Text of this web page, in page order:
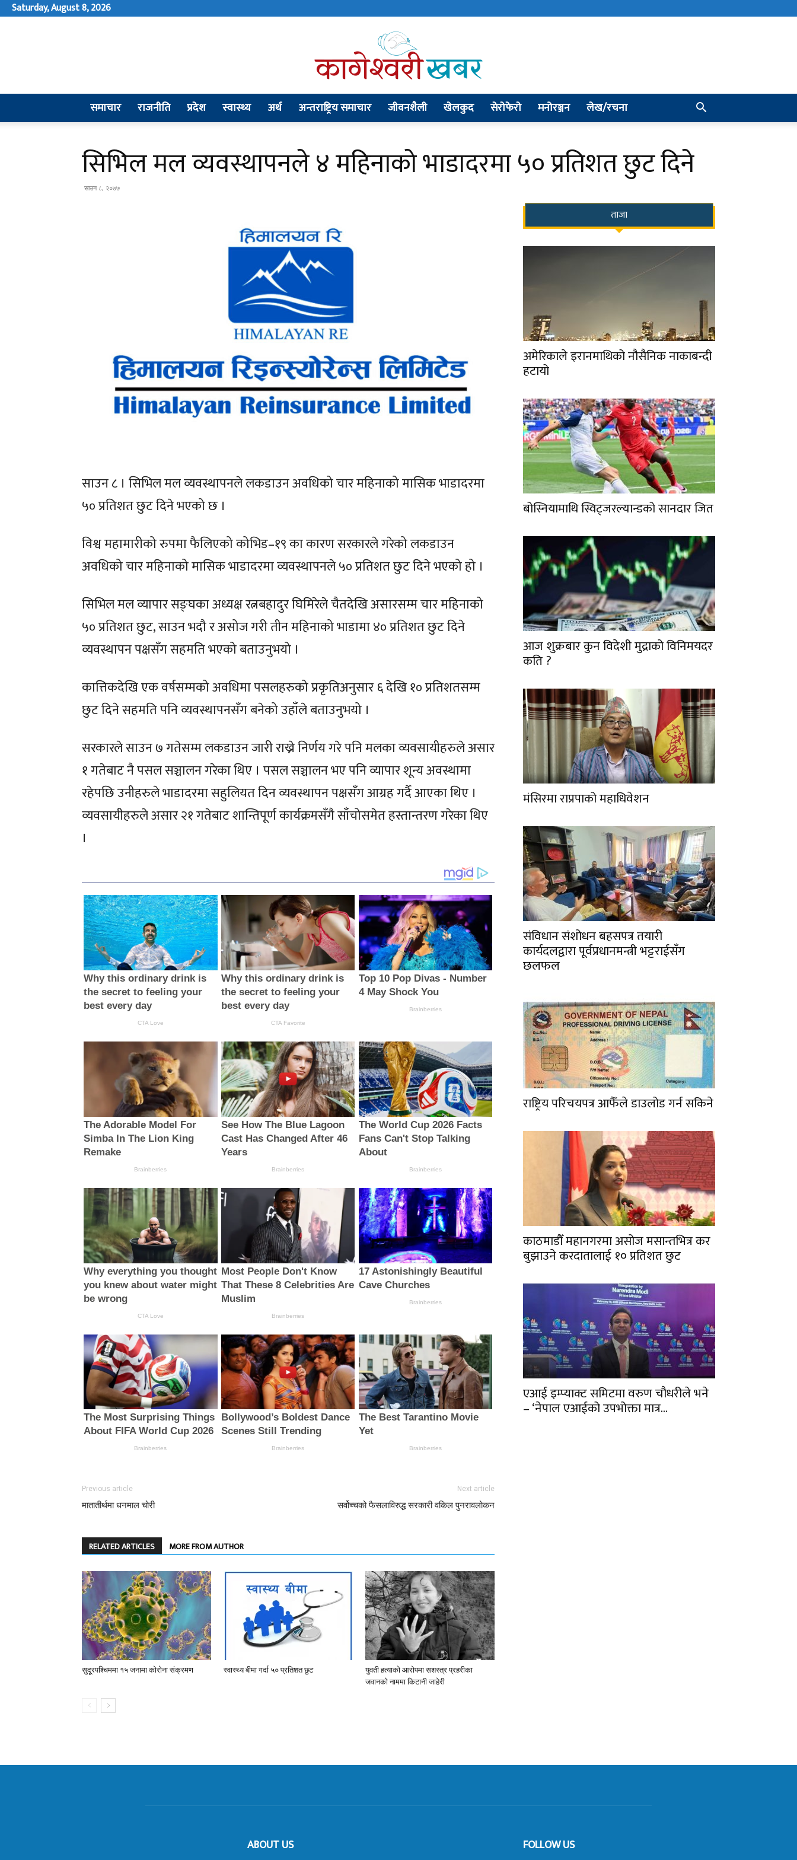
Saturday, August 8, 2026
kageshworikhabar.com
समाचार राजनीति प्रदेश स्वास्थ्य अर्थ अन्तराष्ट्रिय समाचार जीवनशैली खेलकुद सेराेफेराे मनोरञ्जन लेख/रचना
सिभिल मल व्यवस्थापनले ४ महिनाको भाडादरमा ५० प्रतिशत छुट दिने
साउन ८, २०७७
साउन ८ । सिभिल मल व्यवस्थापनले लकडाउन अवधिको चार महिनाको मासिक भाडादरमा
५० प्रतिशत छुट दिने भएको छ ।
विश्व महामारीको रुपमा फैलिएको कोभिड–१९ का कारण सरकारले गरेको लकडाउन
अवधिको चार महिनाको मासिक भाडादरमा व्यवस्थापनले ५० प्रतिशत छुट दिने भएको हो ।
सिभिल मल व्यापार सङ्घका अध्यक्ष रत्नबहादुर घिमिरेले चैतदेखि असारसम्म चार महिनाको
५० प्रतिशत छुट, साउन भदौ र असोज गरी तीन महिनाको भाडामा ४० प्रतिशत छुट दिने
व्यवस्थापन पक्षसँग सहमति भएको बताउनुभयो ।
कात्तिकदेखि एक वर्षसम्मको अवधिमा पसलहरुको प्रकृतिअनुसार ६ देखि १० प्रतिशतसम्म
छुट दिने सहमति पनि व्यवस्थापनसँग बनेको उहाँले बताउनुभयो ।
सरकारले साउन ७ गतेसम्म लकडाउन जारी राख्ने निर्णय गरे पनि मलका व्यवसायीहरुले असार
१ गतेबाट नै पसल सञ्चालन गरेका थिए । पसल सञ्चालन भए पनि व्यापार शून्य अवस्थामा
रहेपछि उनीहरुले भाडादरमा सहुलियत दिन व्यवस्थापन पक्षसँग आग्रह गर्दै आएका थिए ।
व्यवसायीहरुले असार २१ गतेबाट शान्तिपूर्ण कार्यक्रमसँगै साँचोसमेत हस्तान्तरण गरेका थिए
।
Previous article
मातातीर्थमा धनमाल चोरी
Next article
सर्वोच्चको फैसलाविरुद्ध सरकारी वकिल पुनरावलोकन
RELATED ARTICLES MORE FROM AUTHOR
सुदूरपश्चिममा १५ जनामा कोरोना संक्रमण स्वास्थ्य बीमा गर्दा ५० प्रतिशत छुट
युवती हत्याको आरोपमा सशस्त्र प्रहरीका
जवानको नाममा किटानी जाहेरी
ताजा
अमेरिकाले इरानमाथिको नौसैनिक नाकाबन्दी
हटायो
बोस्नियामाथि स्विट्जरल्यान्डको सानदार जित
आज शुक्रबार कुन विदेशी मुद्राको विनिमयदर
कति ?
मंसिरमा राप्रपाको महाधिवेशन
संविधान संशोधन बहसपत्र तयारी
कार्यदलद्वारा पूर्वप्रधानमन्त्री भट्टराईसँग
छलफल
राष्ट्रिय परिचयपत्र आफैँले डाउलोड गर्न सकिने
काठमाडौँ महानगरमा असोज मसान्तभित्र कर
बुझाउने करदातालाई १० प्रतिशत छुट
एआई इम्प्याक्ट समिटमा वरुण चौधरीले भने
– ‘नेपाल एआईको उपभोक्ता मात्र...
ABOUT US FOLLOW US